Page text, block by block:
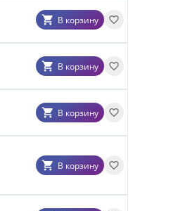
В корзину
В корзину
В корзину
В корзину